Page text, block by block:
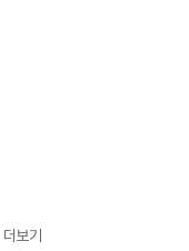
더보기